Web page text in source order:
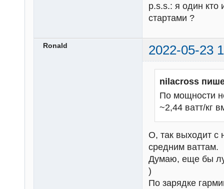
p.s.s.: я один кто
стартами ?
Ronald 2022-05-23
nilacross
По мощности
~2,44 ватт/кг
О, так выходит с
средним ваттам.
Думаю, еще бы
)
По зарядке